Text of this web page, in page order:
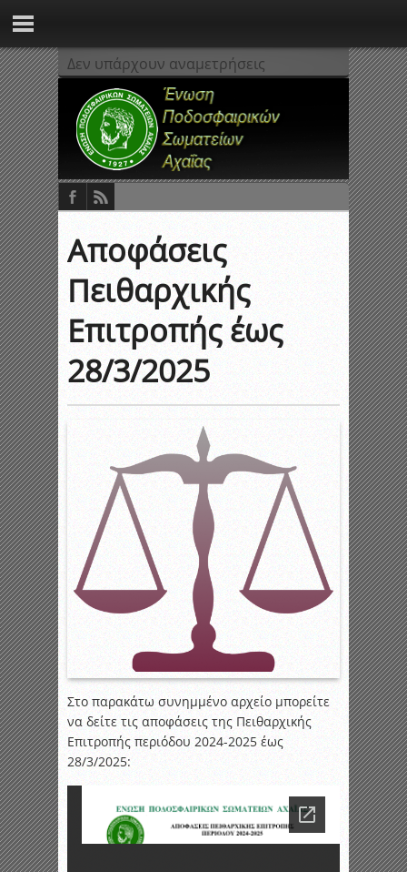
Δεν υπάρχουν αναμετρήσεις
Αποφάσεις
Πειθαρχικής
Επιτροπής έως
28/3/2025
Στο παρακάτω συνημμένο αρχείο μπορείτε
να δείτε τις αποφάσεις της Πειθαρχικής
Επιτροπής περιόδου 2024-2025 έως
28/3/2025: